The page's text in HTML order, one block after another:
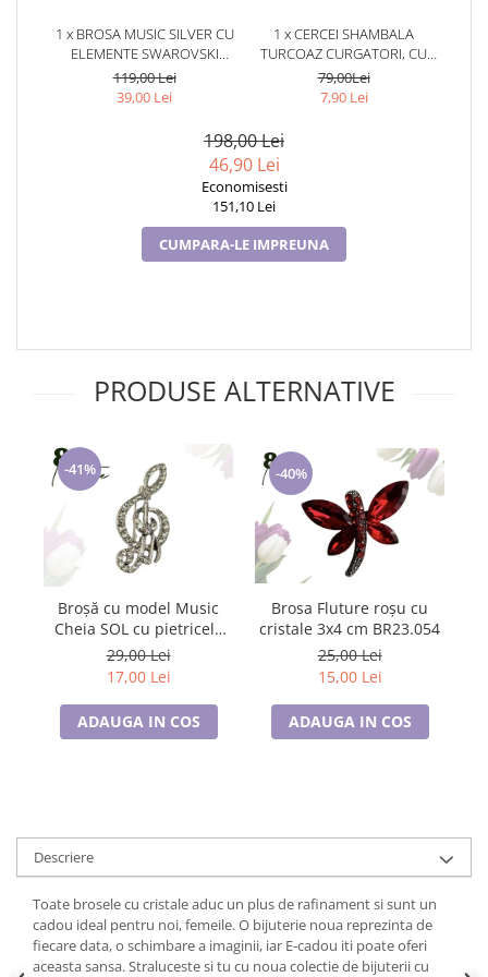
Cadouri pentru Sfânta Maria
Martisoare
1 x BROSA MUSIC SILVER CU
ELEMENTE SWAROVSKI
PURPLE SI PLACATA CU AUR
18K GARANTIE 6 LUNI
119,00 Lei
39,00 Lei
1 x CERCEI SHAMBALA
TURCOAZ CURGATORI, CU
CRISTALE,
TURCOAZ,TURCOAZ
79,00Lei
7,90 Lei
198,00 Lei
46,90 Lei
Economisesti
151,10 Lei
CUMPARA-LE IMPREUNA
PRODUSE ALTERNATIVE
-41%
Broșă cu model Music
Cheia SOL cu pietricele
albe, SC23.084
29,00 Lei
17,00 Lei
ADAUGA IN COS
-40%
Brosa Fluture roșu cu
cristale 3x4 cm BR23.054
25,00 Lei
15,00 Lei
ADAUGA IN COS
Descriere
Toate brosele cu cristale aduc un plus de rafinament si sunt un
cadou ideal pentru noi, femeile. O bijuterie noua reprezinta de
fiecare data, o schimbare a imaginii, iar E-cadou iti poate oferi
aceasta sansa. Straluceste si tu cu noua colectie de bijuterii cu